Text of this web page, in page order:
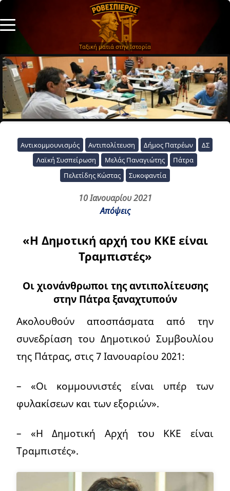
Ταξική ματιά στην Ιστορία
Αντικομμουνισμός Αντιπολίτευση Δήμος Πατρέων
ΔΣ
Λαϊκή Συσπείρωση
Μελάς Παναγιώτης
Πάτρα
Πελετίδης Κώστας
Συκοφαντία
10 Ιανουαρίου 2021
Απόψεις
«Η Δημοτική αρχή του ΚΚΕ είναι
Τραμπιστές»
Οι χιονάνθρωποι της αντιπολίτευσης
στην Πάτρα ξαναχτυπούν
Ακολουθούν αποσπάσματα από την
συνεδρίαση του Δημοτικού Συμβουλίου
της Πάτρας, στις 7 Ιανουαρίου 2021:
– «Οι κομμουνιστές είναι υπέρ των
φυλακίσεων και των εξοριών».
– «Η Δημοτική Αρχή του ΚΚΕ είναι
Τραμπιστές».